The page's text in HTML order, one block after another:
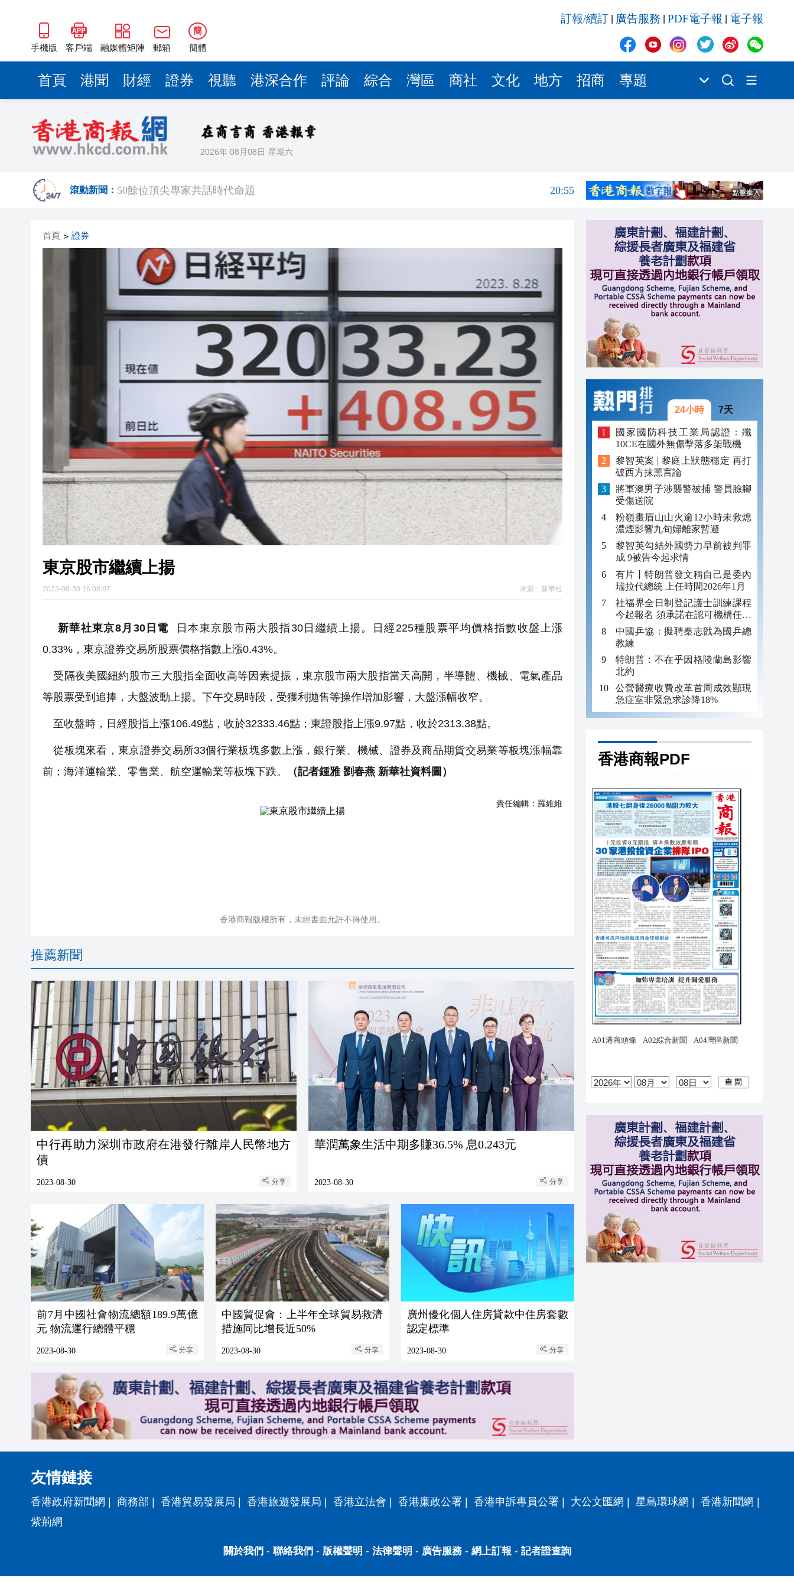
手機版 客戶端 融媒體矩陣 郵箱
簡
簡體
訂報/續訂 廣告服務 PDF電子報 電子報
首頁 港聞 財經 證券 視聽 港深合作 評論 綜合 灣區 商社 文化 地方 招商 專題
2026年 08月08日 星期六
滾動新聞：
海南澄邁文儒煥新升級 五組數據見證文儒沉香從傳統邁向現代
20:42
梁振英率港區全國政協委員考察團來瓊考察
2025年海南儋州以舊換新帶動消費約18億元
20:41
瀋陽鐵西校園閱讀活動解鎖閱讀新玩法
黎智英案｜吳良好：依法公正處理黎智英求情 罪證如山豈能妄想輕判
50餘位頂尖專家共話時代命題
20:55
2025年海南儋州以舊換新帶動消費約18億元
山東26戶省屬國企去年合計營收2.58萬億 利潤總額近936億
瀋陽鐵西校園閱讀活動解鎖閱讀新玩法
20:39
黎智英案｜吳良好：依法公正處理黎智英求情 罪證如山豈能妄想輕判
騰出更多時間專注做好宏福苑火災獨立委員會工作 李家超暫停3項公職委任
50餘位頂尖專家共話時代命題
海南澄邁文儒煥新升級 五組數據見證文儒沉香從傳統邁向現代
梁振英率港區全國政協委員考察團來瓊考察
2025年海南儋州以舊換新帶動消費約18億元
20:41
山東26戶省屬國企去年合計營收2.58萬億 利潤總額近936億
20:40
瀋陽鐵西校園閱讀活動解鎖閱讀新玩法
20:39
首頁 > 證券
東京股市繼續上揚
2023-08-30 16:08:07 來源： 新華社
新華社東京8月30日電
日本東京股市兩大股指30日繼續上揚。日經225種股票平均價格指數收盤上漲
0.33%，東京證券交易所股票價格指數上漲0.43%。
受隔夜美國紐約股市三大股指全面收高等因素提振，東京股市兩大股指當天高開，半導體、機械、電氣產品
等股票受到追捧，大盤波動上揚。下午交易時段，受獲利拋售等操作增加影響，大盤漲幅收窄。
至收盤時，日經股指上漲106.49點，收於32333.46點；東證股指上漲9.97點，收於2313.38點。
從板塊來看，東京證券交易所33個行業板塊多數上漲，銀行業、機械、證券及商品期貨交易業等板塊漲幅靠
前；海洋運輸業、零售業、航空運輸業等板塊下跌。
（記者鍾雅 劉春燕 新華社資料圖）
責任編輯： 羅維維
香港商報版權所有，未經書面允許不得使用。
推薦新聞
中行再助力深圳市政府在港發行離岸人民幣地方
債
2023-08-30 分享
華潤萬象生活中期多賺36.5% 息0.243元
2023-08-30 分享
前7月中國社會物流總額189.9萬億
元 物流運行總體平穩
2023-08-30 分享
中國貿促會：上半年全球貿易救濟
措施同比增長近50%
2023-08-30 分享
廣州優化個人住房貸款中住房套數
認定標準
2023-08-30 分享
24小時 7天
國家國防科技工業局認證：殲
10CE在國外無傷擊落多架戰機
黎智英案 | 黎庭上狀態穩定 再打
破西方抹黑言論
將軍澳男子涉襲警被捕 警員臉腳
受傷送院
粉嶺畫眉山山火逾12小時未救熄
濃煙影響九旬婦離家暫避
黎智英勾結外國勢力早前被判罪
成 9被告今起求情
有片丨特朗普發文稱自己是委內
瑞拉代總統 上任時間2026年1月
社福界全日制登記護士訓練課程
今起報名 須承諾在認可機構任職
至少三年
中國乒協：擬聘秦志戩為國乒總
教練
特朗普：不在乎因格陵蘭島影響
北約
公營醫療收費改革首周成效顯現
急症室非緊急求診降18%
香港商報PDF
友情鏈接
香港政府新聞網 | 商務部 | 香港貿易發展局 | 香港旅遊發展局 | 香港立法會 | 香港廉政公署 | 香港申訴專員公署 | 大公文匯網 | 星島環球網 | 香港新聞網 |
紫荊網
關於我們 - 聯絡我們 - 版權聲明 - 法律聲明 - 廣告服務- 網上訂報 - 記者證查詢